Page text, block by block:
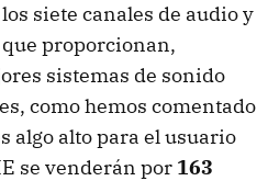
siete canales de audio y
proporcionan,
sistemas de sonido
como hemos comentado
algo alto para el usuario
se venderán por 163